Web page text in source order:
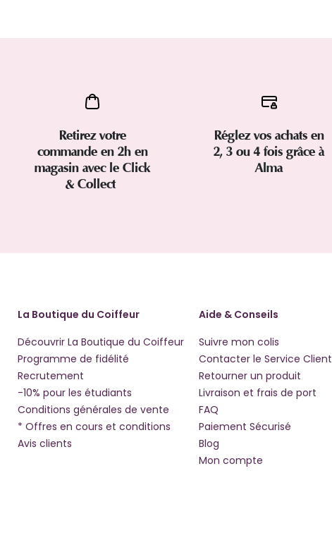
Retirez votre
commande en 2h en
magasin avec le Click
& Collect
Réglez vos achats en
2, 3 ou 4 fois grâce à
Alma
La Boutique du Coiffeur
Découvrir La Boutique du Coiffeur
Programme de fidélité
Recrutement
-10% pour les étudiants
Conditions générales de vente
* Offres en cours et conditions
Avis clients
Aide & Conseils
Suivre mon colis
Contacter le Service Client
Retourner un produit
Livraison et frais de port
FAQ
Paiement Sécurisé
Blog
Mon compte